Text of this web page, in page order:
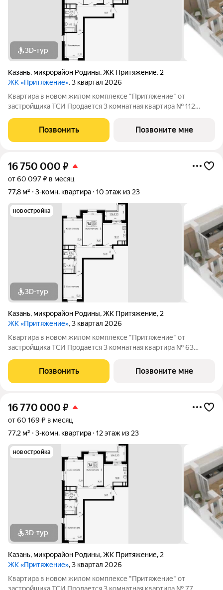
3D-тур
Казань, микрорайон Родины,ЖК Притяжение, 2
ЖК «Притяжение», 3 квартал 2026
Квартира в новом жилом комплексе "Притяжение" от
застройщика ТСИ Продается 3 комнатная квартира № 112
дома. О КОМПЛЕКСЕ ЖК «Притяжение» это комфорт и
эстетика в каждом метре. Четыре дома
Позвонить Позвоните мне
16 750 000 ₽
от 60 097 ₽ в месяц
77,8 м²
3-комн. квартира 10 этаж из 23
новостройка
3D-тур
Казань, микрорайон Родины,ЖК Притяжение, 2
ЖК «Притяжение», 3 квартал 2026
Квартира в новом жилом комплексе "Притяжение" от
застройщика ТСИ Продается 3 комнатная квартира № 63
этажного дома. О КОМПЛЕКСЕ ЖК «Притяжение» это комфорт
и эстетика в каждом метре. Четыре дома
Позвонить Позвоните мне
16 770 000 ₽
от 60 169 ₽ в месяц
77,2 м²
3-комн. квартира 12 этаж из 23
новостройка
3D-тур
Казань, микрорайон Родины,ЖК Притяжение, 2
ЖК «Притяжение», 3 квартал 2026
Квартира в новом жилом комплексе "Притяжение" от